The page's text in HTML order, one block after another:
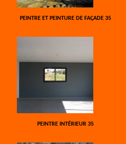
PEINTRE ET PEINTURE DE FAÇADE 35
PEINTRE INTÉRIEUR 35